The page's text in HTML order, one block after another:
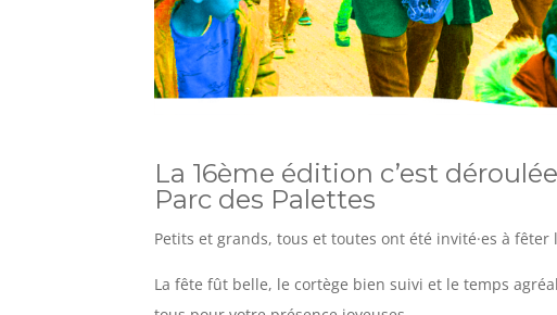
La 16ème édition c’est
Parc des Palettes
Petits et grands, tous et toutes ont été invité·es à
La fête fût belle, le cortège bien suivi et le temps